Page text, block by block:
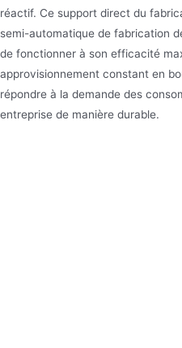
réactif. Ce support direct du
semi-automatique de fabrication
de fonctionner à son efficacité
approvisionnement constant en
répondre à la demande des
entreprise de manière durable.